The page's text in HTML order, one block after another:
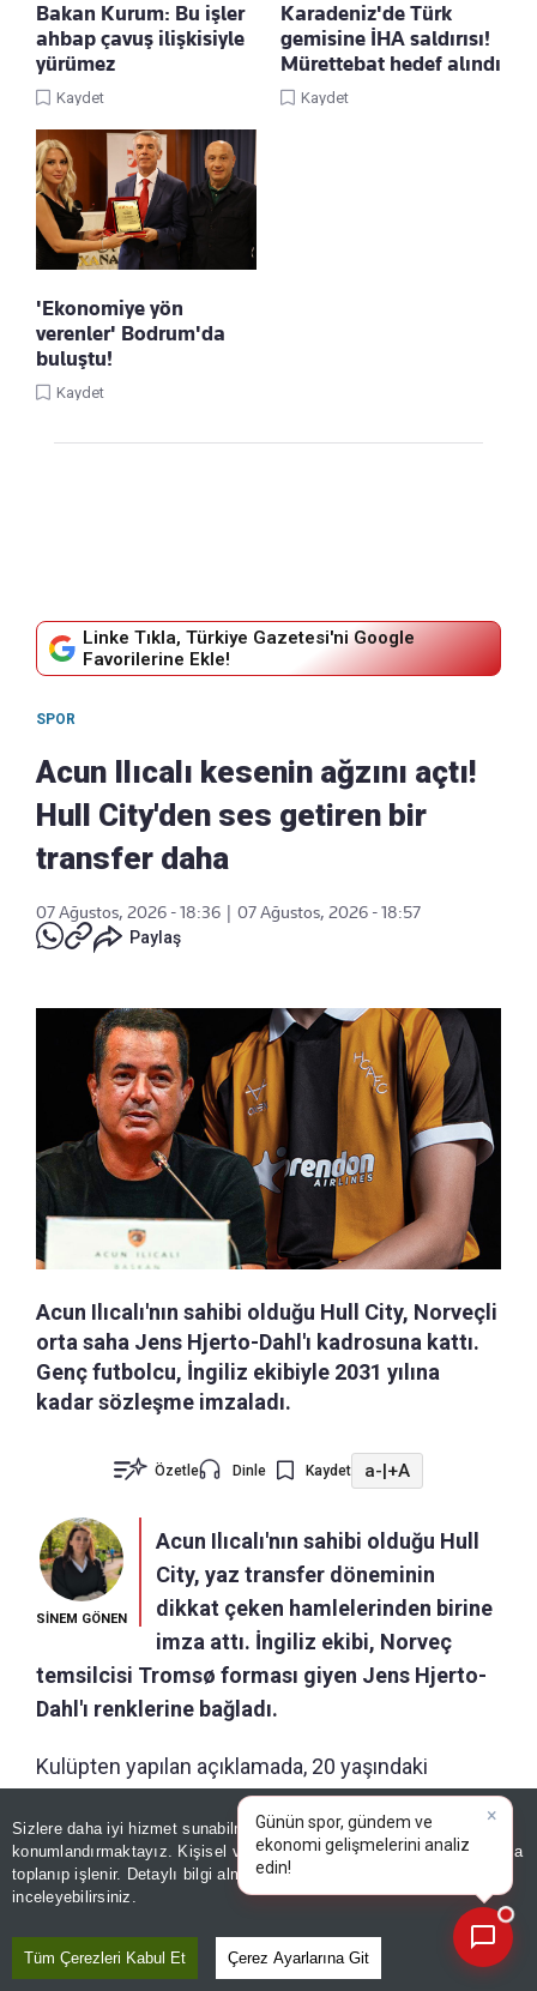
Sizlere daha iyi hizmet sunabilmek adına sitemizdeçerez
konumlandırmaktayız. Kişisel verileriniz, KVKK ve GDPR kapsamında
toplanıp işlenir. Detaylı bilgi almak için
inceleyebilirsiniz.
Tüm Çerezleri Kabul Et Çerez Ayarlarına Git
Bakan Kurum: Bu işler
ahbap çavuş ilişkisiyle
yürümez
Kaydet
Karadeniz'de Türk
gemisine İHA saldırısı!
Mürettebat hedef alındı
Kaydet
'Ekonomiye yön
verenler' Bodrum'da
buluştu!
Kaydet
Linke Tıkla, Türkiye Gazetesi'ni Google
Favorilerine Ekle!
SPOR
Acun Ilıcalı kesenin ağzını açtı!
Hull City'den ses getiren bir
transfer daha
07 Ağustos, 2026 - 18:36
07 Ağustos, 2026 - 18:57
Paylaş
Acun Ilıcalı'nın sahibi olduğu Hull City, Norveçli
orta saha Jens Hjerto-Dahl'ı kadrosuna kattı.
Genç futbolcu, İngiliz ekibiyle 2031 yılına
kadar sözleşme imzaladı.
Özetle Dinle Kaydet a-|+A
SİNEM GÖNEN
Acun Ilıcalı'nın sahibi olduğu Hull
City, yaz transfer döneminin
dikkat çeken hamlelerinden birine
imza attı. İngiliz ekibi, Norveç
temsilcisi Tromsø forması giyen Jens Hjerto-
Dahl'ı renklerine bağladı.
Kulüpten yapılan açıklamada, 20 yaşındaki
Norveçli orta saha oyuncusuyla 2031 yazına
kadar geçerli 5 yıllık sözleşme imzalandığı
duyuruldu.
Bugü